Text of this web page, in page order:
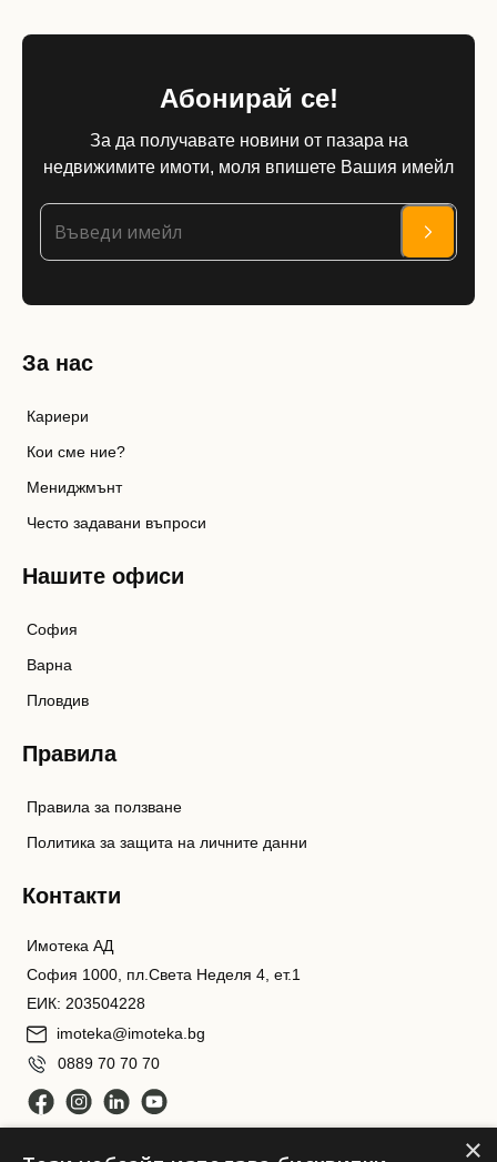
Абонирай се!
За да получавате новини от пазара на
недвижимите имоти, моля впишете Вашия имейл
За нас
Кариери
Кои сме ние?
Мениджмънт
Често задавани въпроси
Нашите офиси
София
Варна
Пловдив
Правила
Правила за ползване
Политика за защита на личните данни
Контакти
Имотека АД
София 1000, пл.Света Неделя 4, ет.1
ЕИК: 203504228
imoteka@imoteka.bg
0889 70 70 70
×